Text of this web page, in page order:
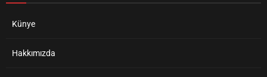
Künye
Hakkımızda